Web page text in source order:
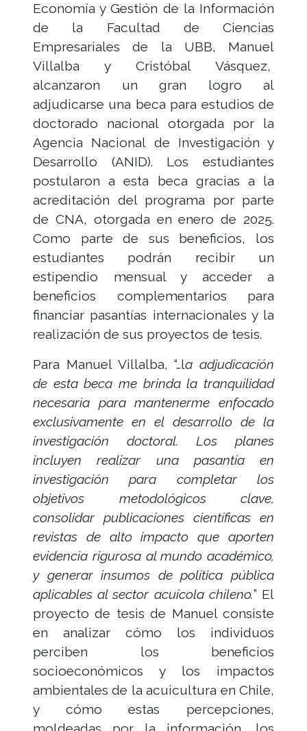
Economía y Gestión de la Información
de la Facultad de Ciencias
Empresariales de la UBB, Manuel
Villalba y Cristóbal Vásquez,
alcanzaron un gran logro al
adjudicarse una beca para estudios de
doctorado nacional otorgada por la
Agencia Nacional de Investigación y
Desarrollo (ANID). Los estudiantes
postularon a esta beca gracias a la
acreditación del programa por parte
de CNA, otorgada en enero de 2025.
Como parte de sus beneficios, los
estudiantes podrán recibir un
estipendio mensual y acceder a
beneficios complementarios para
financiar pasantías internacionales y la
realización de sus proyectos de tesis.
Para Manuel Villalba, “…la adjudicación
de esta beca me brinda la tranquilidad
necesaria para mantenerme enfocado
exclusivamente en el desarrollo de la
investigación doctoral. Los planes
incluyen realizar una pasantía en
investigación para completar los
objetivos metodológicos clave,
consolidar publicaciones científicas en
revistas de alto impacto que aporten
evidencia rigurosa al mundo académico,
y generar insumos de política pública
aplicables al sector acuícola chileno.” El
proyecto de tesis de Manuel consiste
en analizar cómo los individuos
perciben los beneficios
socioeconómicos y los impactos
ambientales de la acuicultura en Chile,
y cómo estas percepciones,